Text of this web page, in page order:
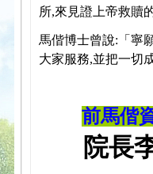
所,來見證上帝救贖
馬偕博士曾說:「寧
大家服務,並把一切
前馬偕
院長李